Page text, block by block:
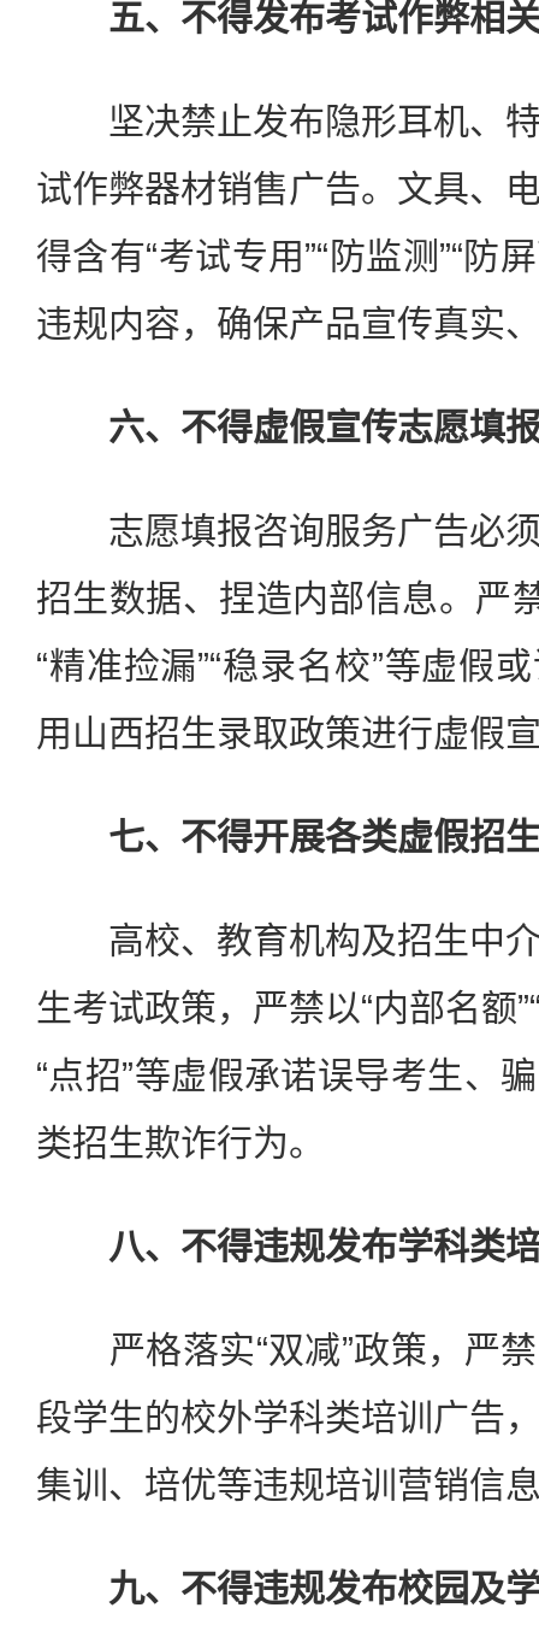
五、不得发布考试作弊相
坚决禁止发布隐形耳机、特
试作弊器材销售广告。文具、
得含有“考试专用”“防监测”“防
违规内容，确保产品宣传真实
六、不得虚假宣传志愿填
志愿填报咨询服务广告必须
招生数据、捏造内部信息。严
“精准捡漏”“稳录名校”等虚假
用山西招生录取政策进行虚假
七、不得开展各类虚假招
高校、教育机构及招生中介
生考试政策，严禁以“内部名额
“点招”等虚假承诺误导考生、
类招生欺诈行为。
八、不得违规发布学科类
严格落实“双减”政策，严禁
段学生的校外学科类培训广告
集训、培优等违规培训营销信
九、不得违规发布校园及